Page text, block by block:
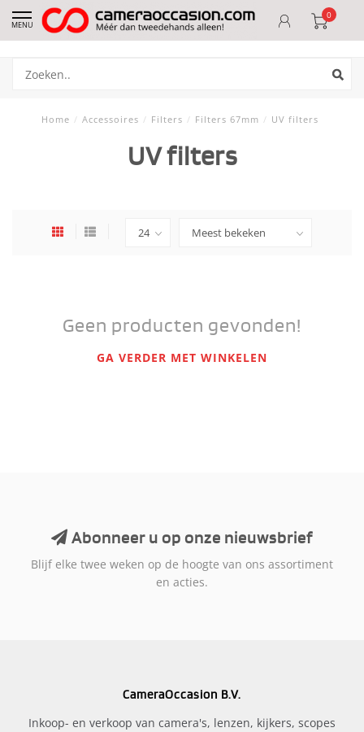
MENU
0
Home / Accessoires / Filters / Filters 67mm / UV filters
UV filters
Geen producten gevonden!
GA VERDER MET WINKELEN
Abonneer u op onze nieuwsbrief
Blijf elke twee weken op de hoogte van ons assortiment
en acties.
CameraOccasion B.V.
Inkoop- en verkoop van camera's, lenzen, kijkers, scopes